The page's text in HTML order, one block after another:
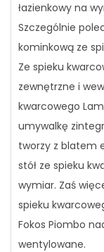
łazienkowy na
Szczególnie
kominkową ze
Ze spieku
zewnętrzne i
kwarcowego
umywalkę
tworzy z blatem
stół ze spieku
wymiar. Zaś
spieku
Fokos Piombo
wentylowane.